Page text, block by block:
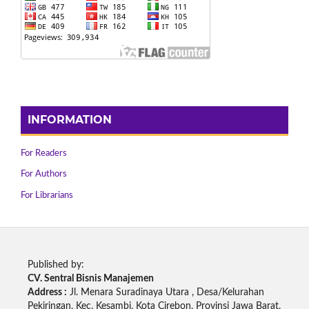
INFORMATION
For Readers
For Authors
For Librarians
Published by:
CV. Sentral Bisnis Manajemen
Address : Jl. Menara Suradinaya Utara , Desa/Kelurahan
Pekiringan, Kec. Kesambi, Kota Cirebon, Provinsi Jawa Barat.